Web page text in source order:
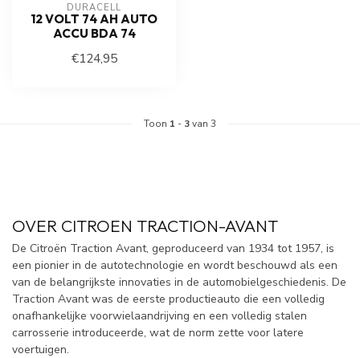
DURACELL
12 VOLT 74 AH AUTO
ACCU BDA 74
€124,95
Toon 1 - 3van 3
OVER CITROEN TRACTION-AVANT
De Citroën Traction Avant, geproduceerd van 1934 tot 1957, is
een pionier in de autotechnologie en wordt beschouwd als een
van de belangrijkste innovaties in de automobielgeschiedenis. De
Traction Avant was de eerste productieauto die een volledig
onafhankelijke voorwielaandrijving en een volledig stalen
carrosserie introduceerde, wat de norm zette voor latere
voertuigen.